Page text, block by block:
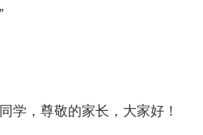
学，尊敬的家长，大家好！